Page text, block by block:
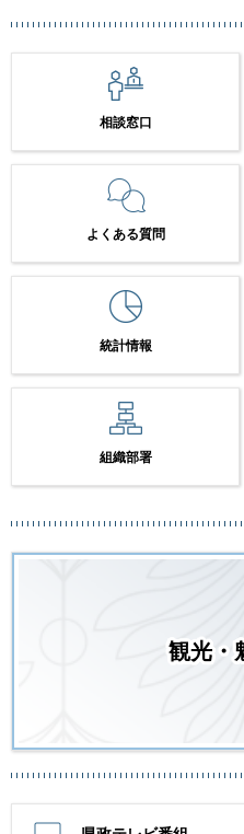
相談窓口
よくある質問
統計情報
組織部署
観光・